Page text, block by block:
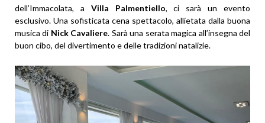
dell’Immacolata, a Villa Palmentiello, ci sarà un evento
esclusivo. Una sofisticata cena spettacolo, allietata dalla buona
musica di Nick Cavaliere. Sarà una serata magica all’insegna del
buon cibo, del divertimento e delle tradizioni natalizie.